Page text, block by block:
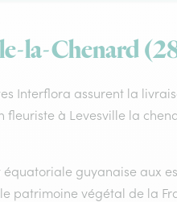
la-Chenard
Interflora assurent la
fleuriste à Levesville la
équatoriale guyanaise aux
patrimoine végétal de la